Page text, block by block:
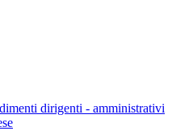
dirigenti - amministrativi